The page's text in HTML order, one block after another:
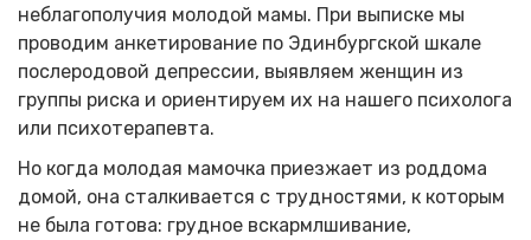
неблагополучия молодой мамы. При выписке мы
проводим анкетирование по Эдинбургской шкале
послеродовой депрессии, выявляем женщин из
группы риска и ориентируем их на нашего психолога
или психотерапевта.
Но когда молодая мамочка приезжает из роддома
домой, она сталкивается с трудностями, к которым
не была готова: грудное вскармлшивание,